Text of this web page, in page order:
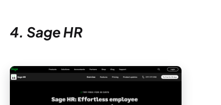
4. Sage HR